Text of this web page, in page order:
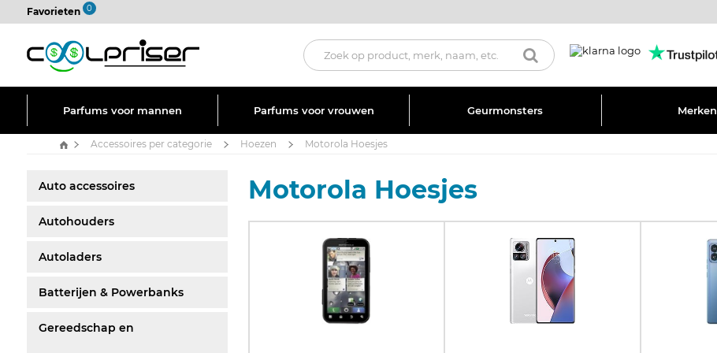
Favorieten 0
Parfums voor mannen Parfums voor vrouwen Geurmonsters Merken
Accessoires per categorie Hoezen Motorola Hoesjes
Auto accessoires
Autohouders
Autoladers
Batterijen & Powerbanks
Gereedschap en
Motorola Hoesjes